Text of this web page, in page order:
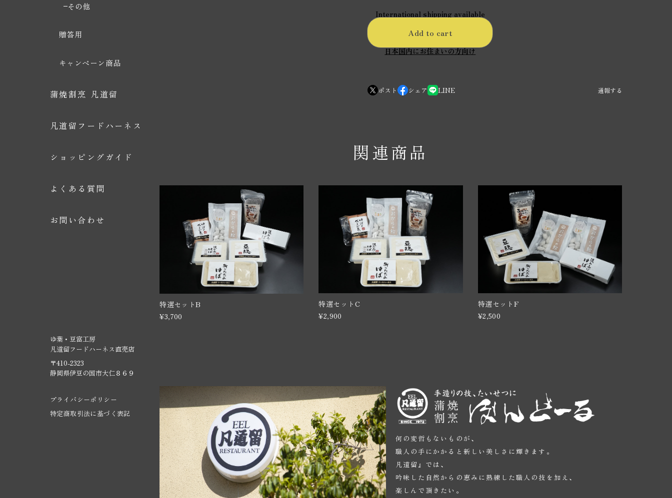
その他
贈答用
キャンペーン商品
蒲焼割烹 凡道留
凡道留フードハーネス
ショッピングガイド
よくある質問
お問い合わせ
ゆ葉・豆富工房
凡道留フードハーネス直売店
〒410-2323
静岡県伊豆の国市大仁８６９
プライバシーポリシー
特定商取引法に基づく表記
International shipping available
Add to cart
日本国内にお住まいの方向け
ポスト シェア LINE 通報する
関連商品
特選セットB
¥3,700
特選セットC
¥2,900
特選セットF
¥2,500
何の変哲もないものが、
職人の手にかかると新しい美しさに輝きます。
凡道留』では、
吟味した自然からの恵みに熟練した職人の技を加え、
楽しんで頂きたい。